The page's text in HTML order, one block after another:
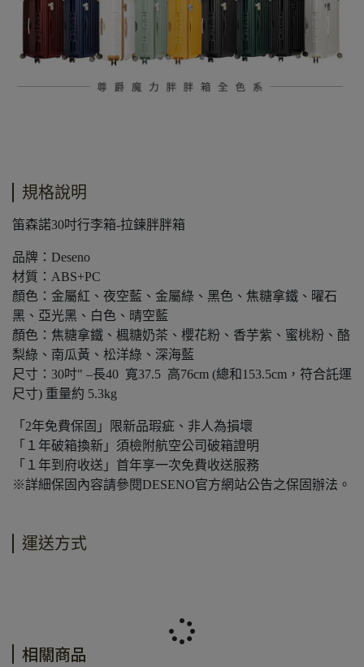
規格說明
笛森諾30吋行李箱-拉鍊胖胖箱
品牌：Deseno
材質：ABS+PC
顏色：金屬紅、夜空藍、金屬綠、黑色、焦糖拿鐵、曜石
黑、亞光黑、白色、晴空藍
顏色：焦糖拿鐵、楓糖奶茶、櫻花粉、香芋紫、蜜桃粉、酪
梨綠、南瓜黃、松洋綠、深海藍
尺寸：30吋" –長40 寬37.5 高76cm (總和153.5cm，符合託運
尺寸) 重量約 5.3kg
「2年免費保固」限新品瑕疵、非人為損壞
「１年破箱換新」須檢附航空公司破箱證明
「１年到府收送」首年享一次免費收送服務
※詳細保固內容請參閱DESENO官方網站公告之保固辦法。
運送方式
相關商品